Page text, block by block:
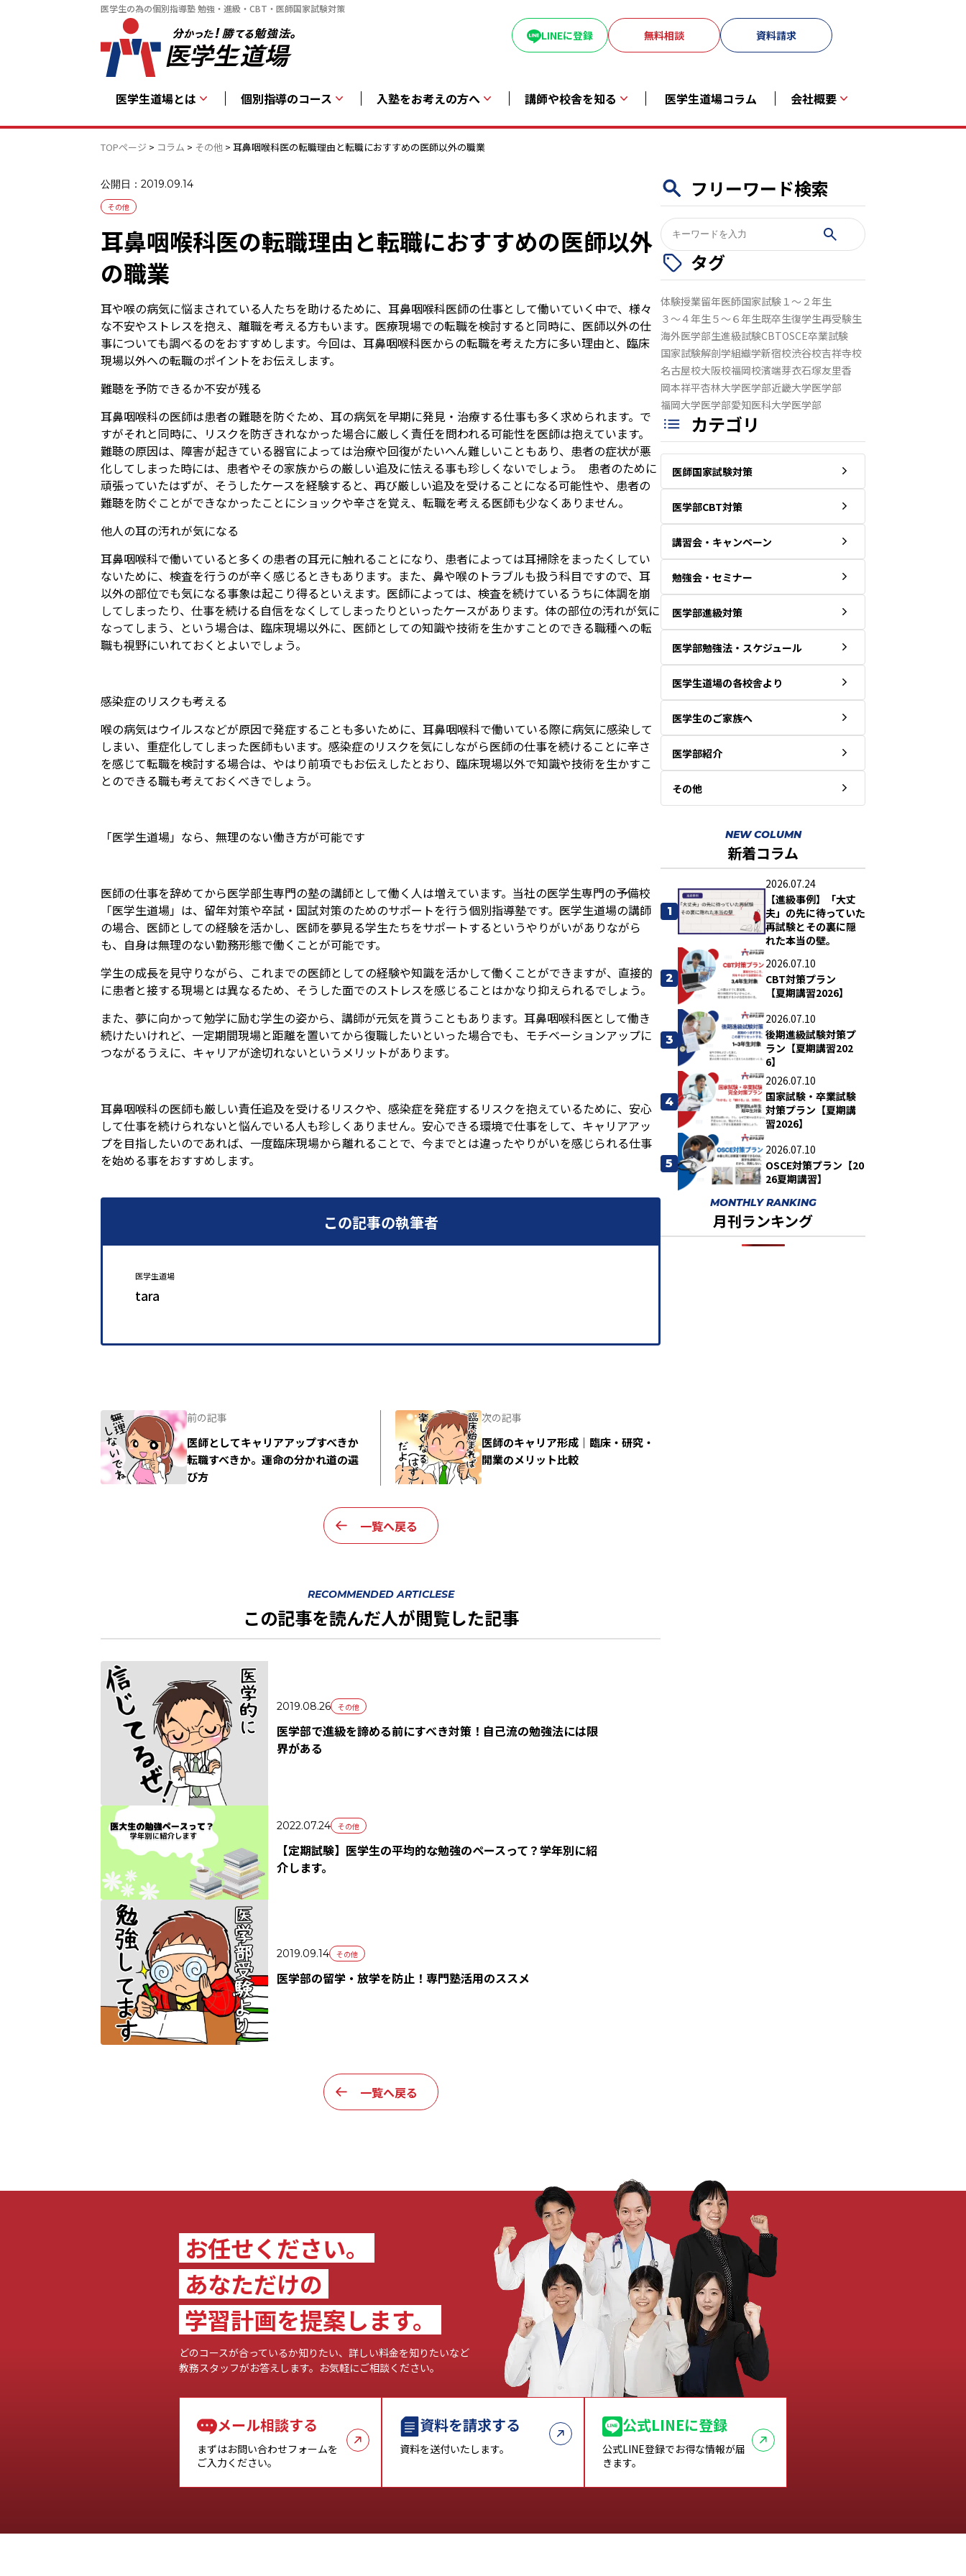
医学生の為の個別指導塾 勉強・進級・CBT・医師国家試験対策
LINEに登録 無料相談 資料請求
医学生道場とは 個別指導のコース 入塾をお考えの方へ 講師や校舎を知る 医学生道場コラム 会社概要
TOPページ > コラム > その他 > 耳鼻咽喉科医の転職理由と転職におすすめの医師以外の職業
公開日：2019.09.14
その他
耳鼻咽喉科医の転職理由と転職におすすめの医師以外
の職業
耳や喉の病気に悩まされている人たちを助けるために、耳鼻咽喉科医師の仕事として働いていく中で、様々
な不安やストレスを抱え、離職を考える方もいます。医療現場での転職を検討すると同時に、医師以外の仕
事についても調べるのをおすすめします。今回は、耳鼻咽喉科医からの転職を考えた方に多い理由と、臨床
現場以外への転職のポイントをお伝えします。
難聴を予防できるか不安が残る
耳鼻咽喉科の医師は患者の難聴を防ぐため、耳の病気を早期に発見・治療する仕事も多く求められます。で
すがそれと同時に、リスクを防ぎきれなかった場合に厳しく責任を問われる可能性を医師は抱えています。
難聴の原因は、障害が起きている器官によっては治療や回復がたいへん難しいこともあり、患者の症状が悪
化してしまった時には、患者やその家族からの厳しい追及に怯える事も珍しくないでしょう。 患者のために
頑張っていたはずが、そうしたケースを経験すると、再び厳しい追及を受けることになる可能性や、患者の
難聴を防ぐことができなかったことにショックや辛さを覚え、転職を考える医師も少なくありません。
他人の耳の汚れが気になる
耳鼻咽喉科で働いていると多くの患者の耳元に触れることになり、患者によっては耳掃除をまったくしてい
ないために、検査を行うのが辛く感じるときもあります。また、鼻や喉のトラブルも扱う科目ですので、耳
以外の部位でも気になる事象は起こり得るといえます。医師によっては、検査を続けているうちに体調を崩
してしまったり、仕事を続ける自信をなくしてしまったりといったケースがあります。体の部位の汚れが気に
なってしまう、という場合は、臨床現場以外に、医師としての知識や技術を生かすことのできる職種への転
職も視野にいれておくとよいでしょう。
感染症のリスクも考える
喉の病気はウイルスなどが原因で発症することも多いために、耳鼻咽喉科で働いている際に病気に感染して
しまい、重症化してしまった医師もいます。感染症のリスクを気にしながら医師の仕事を続けることに辛さ
を感じて転職を検討する場合は、やはり前項でもお伝えしたとおり、臨床現場以外で知識や技術を生かすこ
とのできる職も考えておくべきでしょう。
「医学生道場」なら、無理のない働き方が可能です
医師の仕事を辞めてから医学部生専門の塾の講師として働く人は増えています。当社の医学生専門の予備校
「医学生道場」は、留年対策や卒試・国試対策のためのサポートを行う個別指導塾です。医学生道場の講師
の場合、医師としての経験を活かし、医師を夢見る学生たちをサポートするというやりがいがありながら
も、自身は無理のない勤務形態で働くことが可能です。
学生の成長を見守りながら、これまでの医師としての経験や知識を活かして働くことができますが、直接的
に患者と接する現場とは異なるため、そうした面でのストレスを感じることはかなり抑えられるでしょう。
また、夢に向かって勉学に励む学生の姿から、講師が元気を貰うこともあります。耳鼻咽喉科医として働き
続けたいけれど、一定期間現場と距離を置いてから復職したいといった場合でも、モチベーションアップに
つながるうえに、キャリアが途切れないというメリットがあります。
耳鼻咽喉科の医師も厳しい責任追及を受けるリスクや、感染症を発症するリスクを抱えているために、安心
して仕事を続けられないと悩んでいる人も珍しくありません。安心できる環境で仕事をして、キャリアアッ
プを目指したいのであれば、一度臨床現場から離れることで、今までとは違ったやりがいを感じられる仕事
を始める事をおすすめします。
この記事の執筆者
医学生道場
tara
前の記事
医師としてキャリアアップすべきか
転職すべきか。運命の分かれ道の選
び方
次の記事
医師のキャリア形成｜臨床・研究・
開業のメリット比較
一覧へ戻る
RECOMMENDED ARTICLESE
この記事を読んだ人が閲覧した記事
2019.08.26 その他
医学部で進級を諦める前にすべき対策！自己流の勉強法には限
界がある
2022.07.24 その他
【定期試験】医学生の平均的な勉強のペースって？学年別に紹
介します。
2019.09.14 その他
医学部の留学・放学を防止！専門塾活用のススメ
一覧へ戻る
フリーワード検索
検
索:
タグ
体験授業留年医師国家試験 １～２年生
３～４年生 ５～６年生既卒生復学生再受験生
海外医学部生進級試験CBTOSCE卒業試験
国家試験解剖学組織学新宿校渋谷校吉祥寺校
名古屋校大阪校福岡校濱端芽衣石塚友里香
岡本祥平杏林大学医学部近畿大学医学部
福岡大学医学部愛知医科大学医学部
カテゴリ
医師国家試験対策
医学部CBT対策
講習会・キャンペーン
勉強会・セミナー
医学部進級対策
医学部勉強法・スケジュール
医学生道場の各校舎より
医学生のご家族へ
医学部紹介
その他
NEW COLUMN
新着コラム
1
2026.07.24
【進級事例】「大丈
夫」の先に待っていた
再試験とその裏に隠
れた本当の壁。
2
2026.07.10
CBT対策プラン
【夏期講習2026】
3
2026.07.10
後期進級試験対策プ
ラン【夏期講習202
6】
4
2026.07.10
国家試験・卒業試験
対策プラン【夏期講
習2026】
5
2026.07.10
OSCE対策プラン【20
26夏期講習】
MONTHLY RANKING
月刊ランキング
お任せください。
あなただけの
学習計画を提案します。
どのコースが合っているか知りたい、詳しい料金を知りたいなど
教務スタッフがお答えします。お気軽にご相談ください。
メール相談する
まずはお問い合わせフォームを
ご入力ください。
資料を請求する
資料を送付いたします。
公式LINEに登録
公式LINE登録でお得な情報が届
きます。